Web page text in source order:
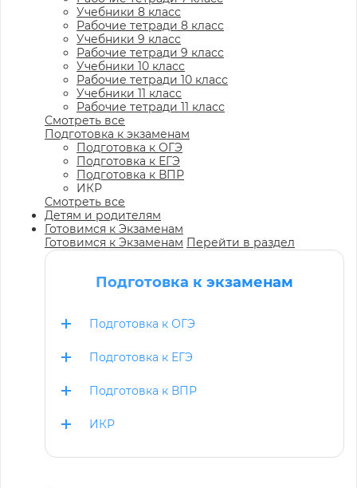
Учебники 8 класс
Рабочие тетради 8 класс
Учебники 9 класс
Рабочие тетради 9 класс
Учебники 10 класс
Рабочие тетради 10 класс
Учебники 11 класс
Рабочие тетради 11 класс
Смотреть все
Подготовка к экзаменам
Подготовка к ОГЭ
Подготовка к ЕГЭ
Подготовка к ВПР
ИКР
Смотреть все
Детям и родителям
Готовимся к Экзаменам
Готовимся к Экзаменам Перейти в раздел
Подготовка к экзаменам
Подготовка к ОГЭ
Подготовка к ЕГЭ
Подготовка к ВПР
ИКР